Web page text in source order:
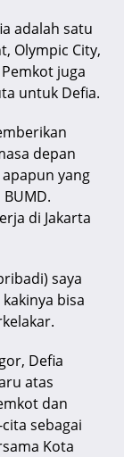
adalah satu
Olympic City,
juga
untuk Defia.
depan
yang
di Jakarta
saya
bisa
Defia
atas
dan
sebagai
Kota